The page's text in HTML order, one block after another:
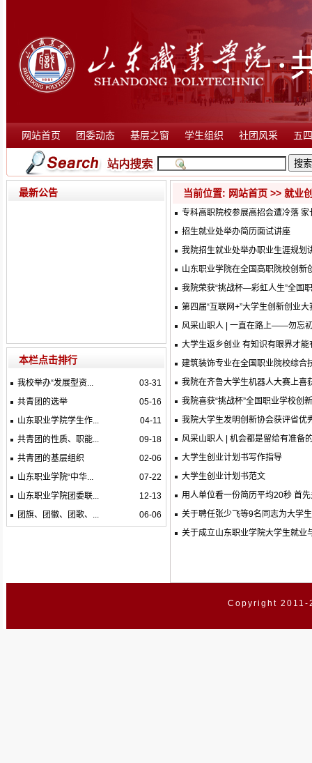
网站首页 团委动态 基层之窗 学生组织 社团风采 五
最新公告
本栏点击排行
我校举办“发展型资...
03-31
共青团的选举
05-16
山东职业学院学生作...
04-11
共青团的性质、职能...
09-18
共青团的基层组织
02-06
山东职业学院“中华...
07-22
山东职业学院团委联...
12-13
团旗、团徽、团歌、...
06-06
当前位置: 网站首页 >> 就业
专科高职院校参展高招会遭冷落
招生就业处举办简历面试讲座
我院招生就业处举办职业生涯规划
山东职业学院在全国高职院校创新
我院荣获“挑战杯—彩虹人生”全国
第四届“互联网+”大学生创新创业
风采山职人 | 一直在路上——勿忘
大学生返乡创业 有知识有眼界才能
建筑装饰专业在全国职业院校综合
我院在齐鲁大学生机器人大赛上喜
我院喜获“挑战杯”全国职业学校创
我院大学生发明创新协会获评省优
风采山职人 | 机会都是留给有准备
大学生创业计划书写作指导
大学生创业计划书范文
用人单位看一份简历平均20秒 首
关于聘任张少飞等9名同志为大学
关于成立山东职业学院大学生就业
Copyright 2011-